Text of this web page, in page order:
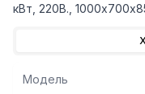
кВт, 220В.,
Модель